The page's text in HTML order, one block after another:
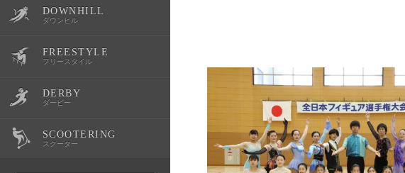
OWSR
公式記録
スクール・体験会
公式記録
大会情報
スクール・体験会
公式記録
DOWNHILL
ダウンヒル
選手紹介
大会情報
スクール・体験会
公式記録
FREESTYLE
フリースタイル
選手紹介
大会情報
スクール・体験会
DERBY
ダービー
選手紹介
大会情報SCOOTERING
スクーター
選手紹介